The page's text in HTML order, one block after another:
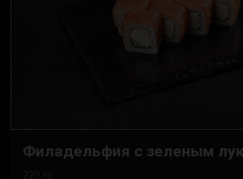
Филадельфия с зеленым